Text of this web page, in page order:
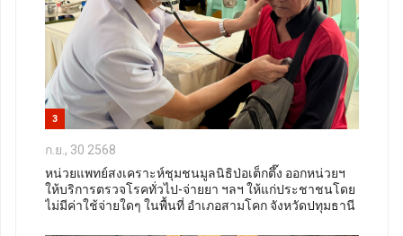
3
ก.ย., 30 2568
หน่วยแพทย์สงเคราะห์ชุมชนมูลนิธิป่อเต็กตึ๊ง ออกหน่วยฯ
ให้บริการตรวจโรคทั่วไป-จ่ายยา ฯลฯ ให้แก่ประชาชนโดย
ไม่มีค่าใช้จ่ายใดๆ ในพื้นที่ อำเภอสามโคก จังหวัดปทุมธานี